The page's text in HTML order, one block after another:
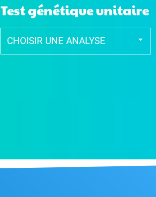
Test génétique unitaire